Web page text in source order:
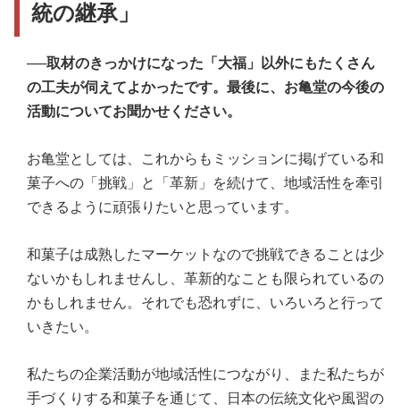
統の継承」
──取材のきっかけになった「大福」以外にもたくさん
の工夫が伺えてよかったです。最後に、お亀堂の今後の
活動についてお聞かせください。
お亀堂としては、これからもミッションに掲げている和
菓子への「挑戦」と「革新」を続けて、地域活性を牽引
できるように頑張りたいと思っています。
和菓子は成熟したマーケットなので挑戦できることは少
ないかもしれませんし、革新的なことも限られているの
かもしれません。それでも恐れずに、いろいろと行って
いきたい。
私たちの企業活動が地域活性につながり、また私たちが
手づくりする和菓子を通じて、日本の伝統文化や風習の